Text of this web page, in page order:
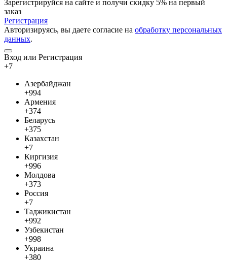
Зарегистрируйся на сайте и получи скидку 5% на первый
заказ
Регистрация
Авторизируясь, вы даете согласие на обработку персональных
данных.
Вход или Регистрация
+7
Азербайджан
+994
Армения
+374
Беларусь
+375
Казахстан
+7
Киргизия
+996
Молдова
+373
Россия
+7
Таджикистан
+992
Узбекистан
+998
Украина
+380